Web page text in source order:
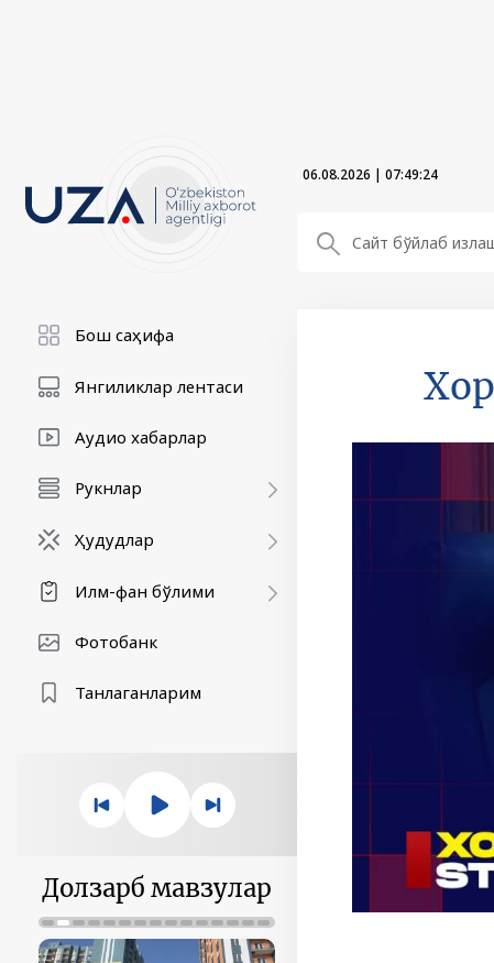
06.08.2026 | 07:49:25
Бош саҳифа
Янгиликлар лентаси
Аудио хабарлар
Рукнлар
Ҳудудлар
Илм-фан бўлими
Фотобанк
Танлаганларим
Долзарб мавзулар